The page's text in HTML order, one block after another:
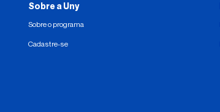
Sobre a Uny
Sobre o programa
Cadastre-se